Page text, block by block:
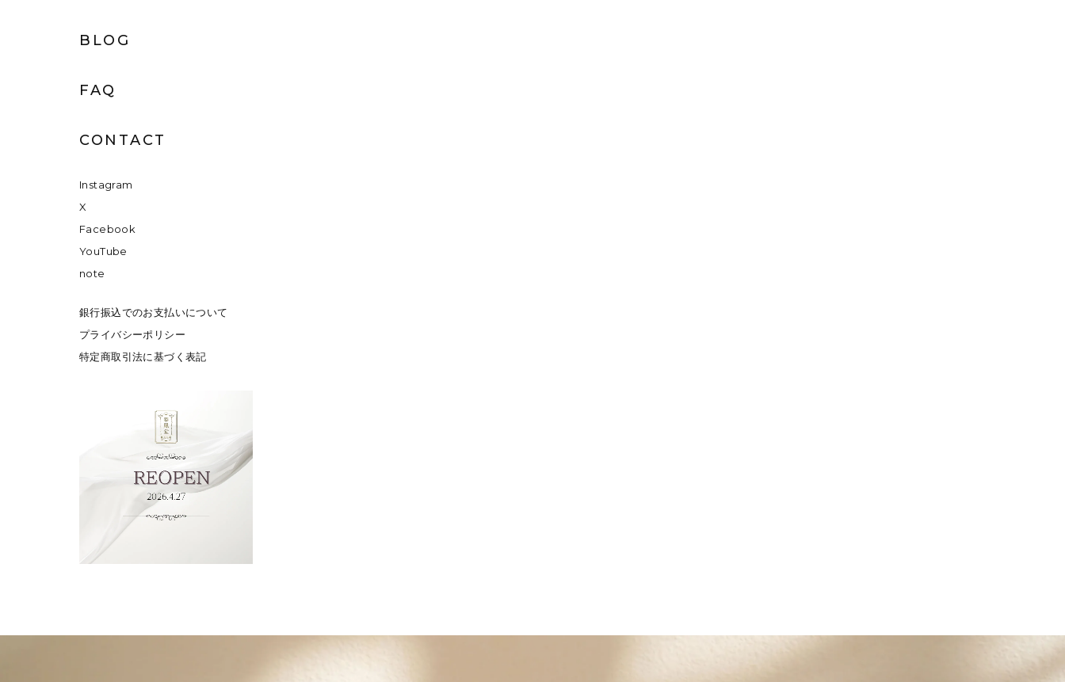
BLOG
FAQ
CONTACT
Instagram
X
Facebook
YouTube
note
銀行振込でのお支払いについて
プライバシーポリシー
特定商取引法に基づく表記